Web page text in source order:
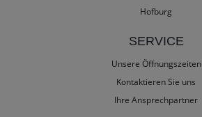
Hofburg
SERVICE
Unsere Öffnungszeiten
Kontaktieren Sie uns
Ihre Ansprechpartner